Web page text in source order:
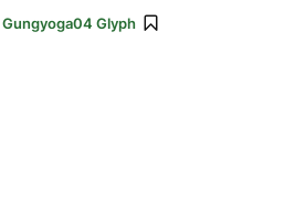
Gungyoga04 Glyph